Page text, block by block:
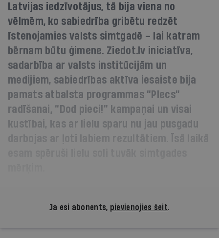
Latvijas iedzīvotājus, tā bija viena no
vēlmēm, ko sabiedrība gribētu redzēt
īstenojamies valsts simtgadē – lai katram
bērnam būtu ģimene. Ziedot.lv iniciatīva,
sadarbība ar valsts institūcijām un
medijiem, sabiedrības aktīva iesaiste bija
pamats atbalsta programmas “Plecs”
radīšanai, “Dod pieci!” kampaņai un visai
kustībai, kas ar lielu sparu nu jau pusgadu
darbojas ar ļoti labiem rezultātiem. Īsā laikā
Ja esi abonents, pievienojies šeit.